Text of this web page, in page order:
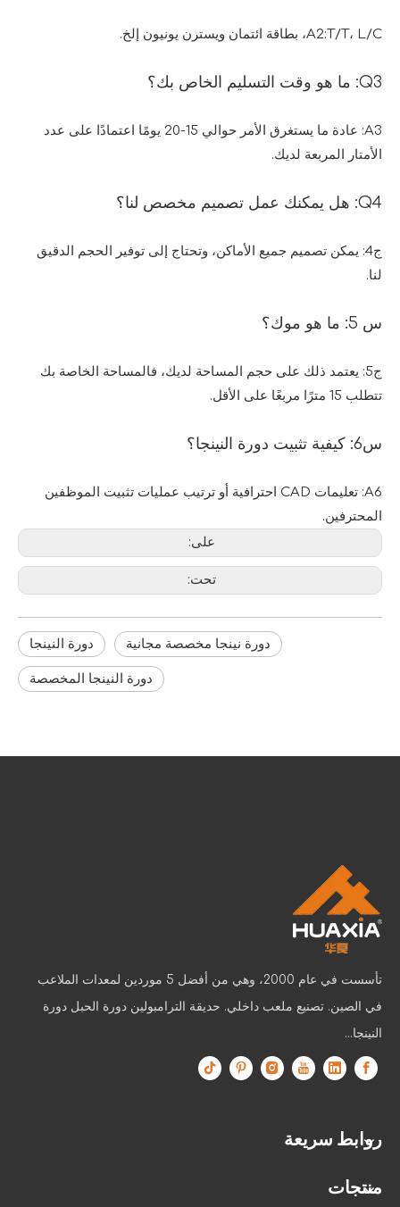
A2:T/T، L/C، بطاقة ائتمان ويسترن يونيون إلخ.
Q3: ما هو وقت التسليم الخاص بك؟
A3: عادة ما يستغرق الأمر حوالي 15-20 يومًا اعتمادًا على عدد
الأمتار المربعة لديك.
Q4: هل يمكنك عمل تصميم مخصص لنا؟
ج4: يمكن تصميم جميع الأماكن، وتحتاج إلى توفير الحجم الدقيق
لنا.
س 5: ما هو موك؟
ج5: يعتمد ذلك على حجم المساحة لديك، فالمساحة الخاصة بك
تتطلب 15 مترًا مربعًا على الأقل.
س6: كيفية تثبيت دورة النينجا؟
A6: تعليمات CAD احترافية أو ترتيب عمليات تثبيت الموظفين
المحترفين.
على:
تحت:
دورة النينجا دورة نينجا مخصصة مجانية
دورة النينجا المخصصة
تأسست في عام 2000، وهي من أفضل 5 موردين لمعدات الملاعب
في الصين. تصنيع ملعب داخلي. حديقة الترامبولين دورة الحبل دورة
النينجا...
روابط سريعة
منتجات